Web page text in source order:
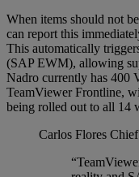
When items should not
can report this
This automatically
(SAP EWM), allowing
Nadro currently has 400
TeamViewer Frontline,
being rolled out to all 14
Carlos Flores